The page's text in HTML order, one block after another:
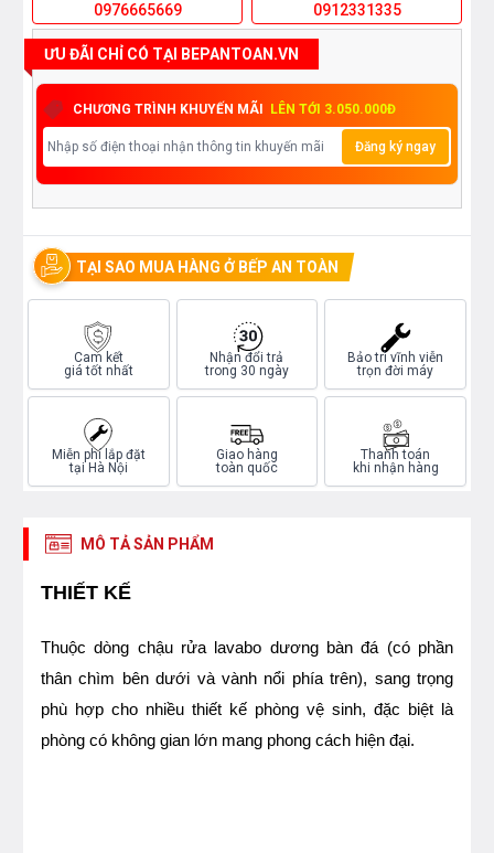
0976665669 0912331335
ƯU ĐÃI CHỈ CÓ TẠI BEPANTOAN.VN
CHƯƠNG TRÌNH KHUYẾN MÃI LÊN TỚI 3.050.000Đ
Đăng ký ngay
TẠI SAO MUA HÀNG Ở BẾP AN TOÀN
Cam kết
giá tốt nhất
Nhận đổi trả
trong 30 ngày
Bảo trì vĩnh viễn
trọn đời máy
Miễn phí lắp đặt
tại Hà Nội
Giao hàng
toàn quốc
Thanh toán
khi nhận hàng
MÔ TẢ SẢN PHẨM
THIẾT KẾ
Thuộc dòng chậu rửa lavabo dương bàn đá (có phần
thân chìm bên dưới và vành nổi phía trên), sang trọng
phù hợp cho nhiều thiết kế phòng vệ sinh, đặc biệt là
phòng có không gian lớn mang phong cách hiện đại.